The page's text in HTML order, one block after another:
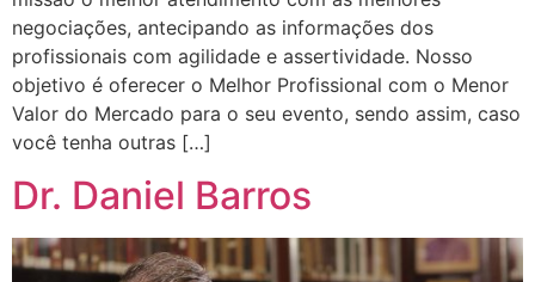
negociações, antecipando as informações dos
profissionais com agilidade e assertividade. Nosso
objetivo é oferecer o Melhor Profissional com o Menor
Valor do Mercado para o seu evento, sendo assim, caso
você tenha outras […]
Dr. Daniel Barros